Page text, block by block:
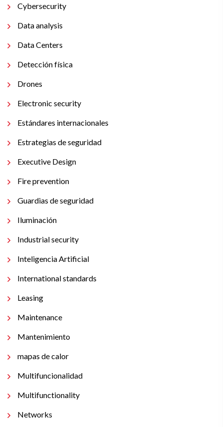
Cybersecurity
Data analysis
Data Centers
Detección física
Drones
Electronic security
Estándares internacionales
Estrategias de seguridad
Executive Design
Fire prevention
Guardias de seguridad
Iluminación
Industrial security
Inteligencia Artificial
International standards
Leasing
Maintenance
Mantenimiento
mapas de calor
Multifuncionalidad
Multifunctionality
Networks